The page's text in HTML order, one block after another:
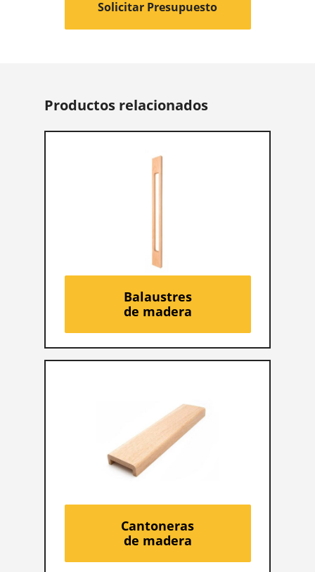
Solicitar Presupuesto
Productos relacionados
Balaustres
de madera
Cantoneras
de madera